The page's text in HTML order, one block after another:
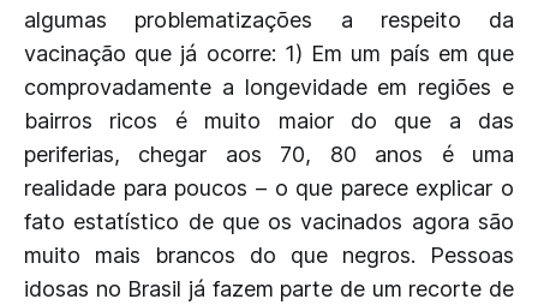
algumas problematizações a respeito da
vacinação que já ocorre: 1) Em um país em que
comprovadamente a longevidade em regiões e
bairros ricos é muito maior do que a das
periferias, chegar aos 70, 80 anos é uma
realidade para poucos – o que parece explicar o
fato estatístico de que os vacinados agora são
muito mais brancos do que negros. Pessoas
idosas no Brasil já fazem parte de um recorte de